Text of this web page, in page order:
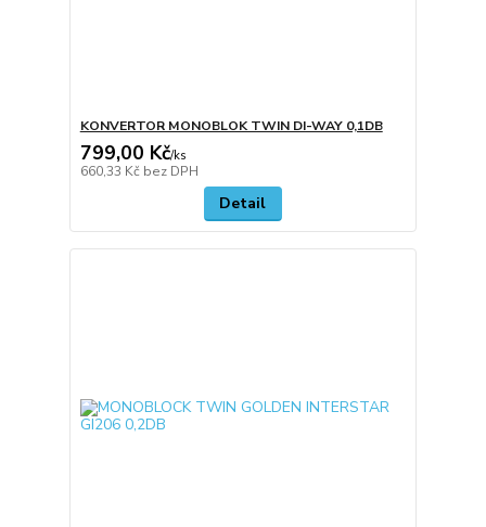
KONVERTOR MONOBLOK TWIN DI-WAY 0,1DB
799,00 Kč/ks
660,33 Kč bez DPH
Detail